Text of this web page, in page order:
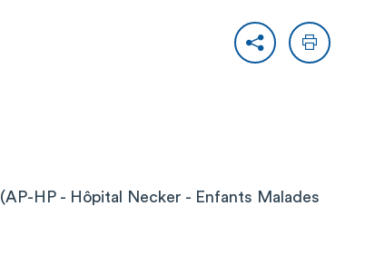
PartagerImprimer
HP - Hôpital Necker - Enfants Malades